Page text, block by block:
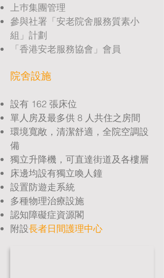
上巿集團管理
參與社署「安老院舍服務質素小
組」計劃
「香港安老服務協會」會員
院舍設施
設有 162 張床位
單人房及最多供 8 人共住之房間
環境寬敞，清潔舒適，全院空調設
備
獨立升降機，可直達街道及各樓層
床邊均設有獨立喚人鐘
設置防遊走系統
多種物理治療設施
​認知障礙症資源閣
​附設長者日間護理中心